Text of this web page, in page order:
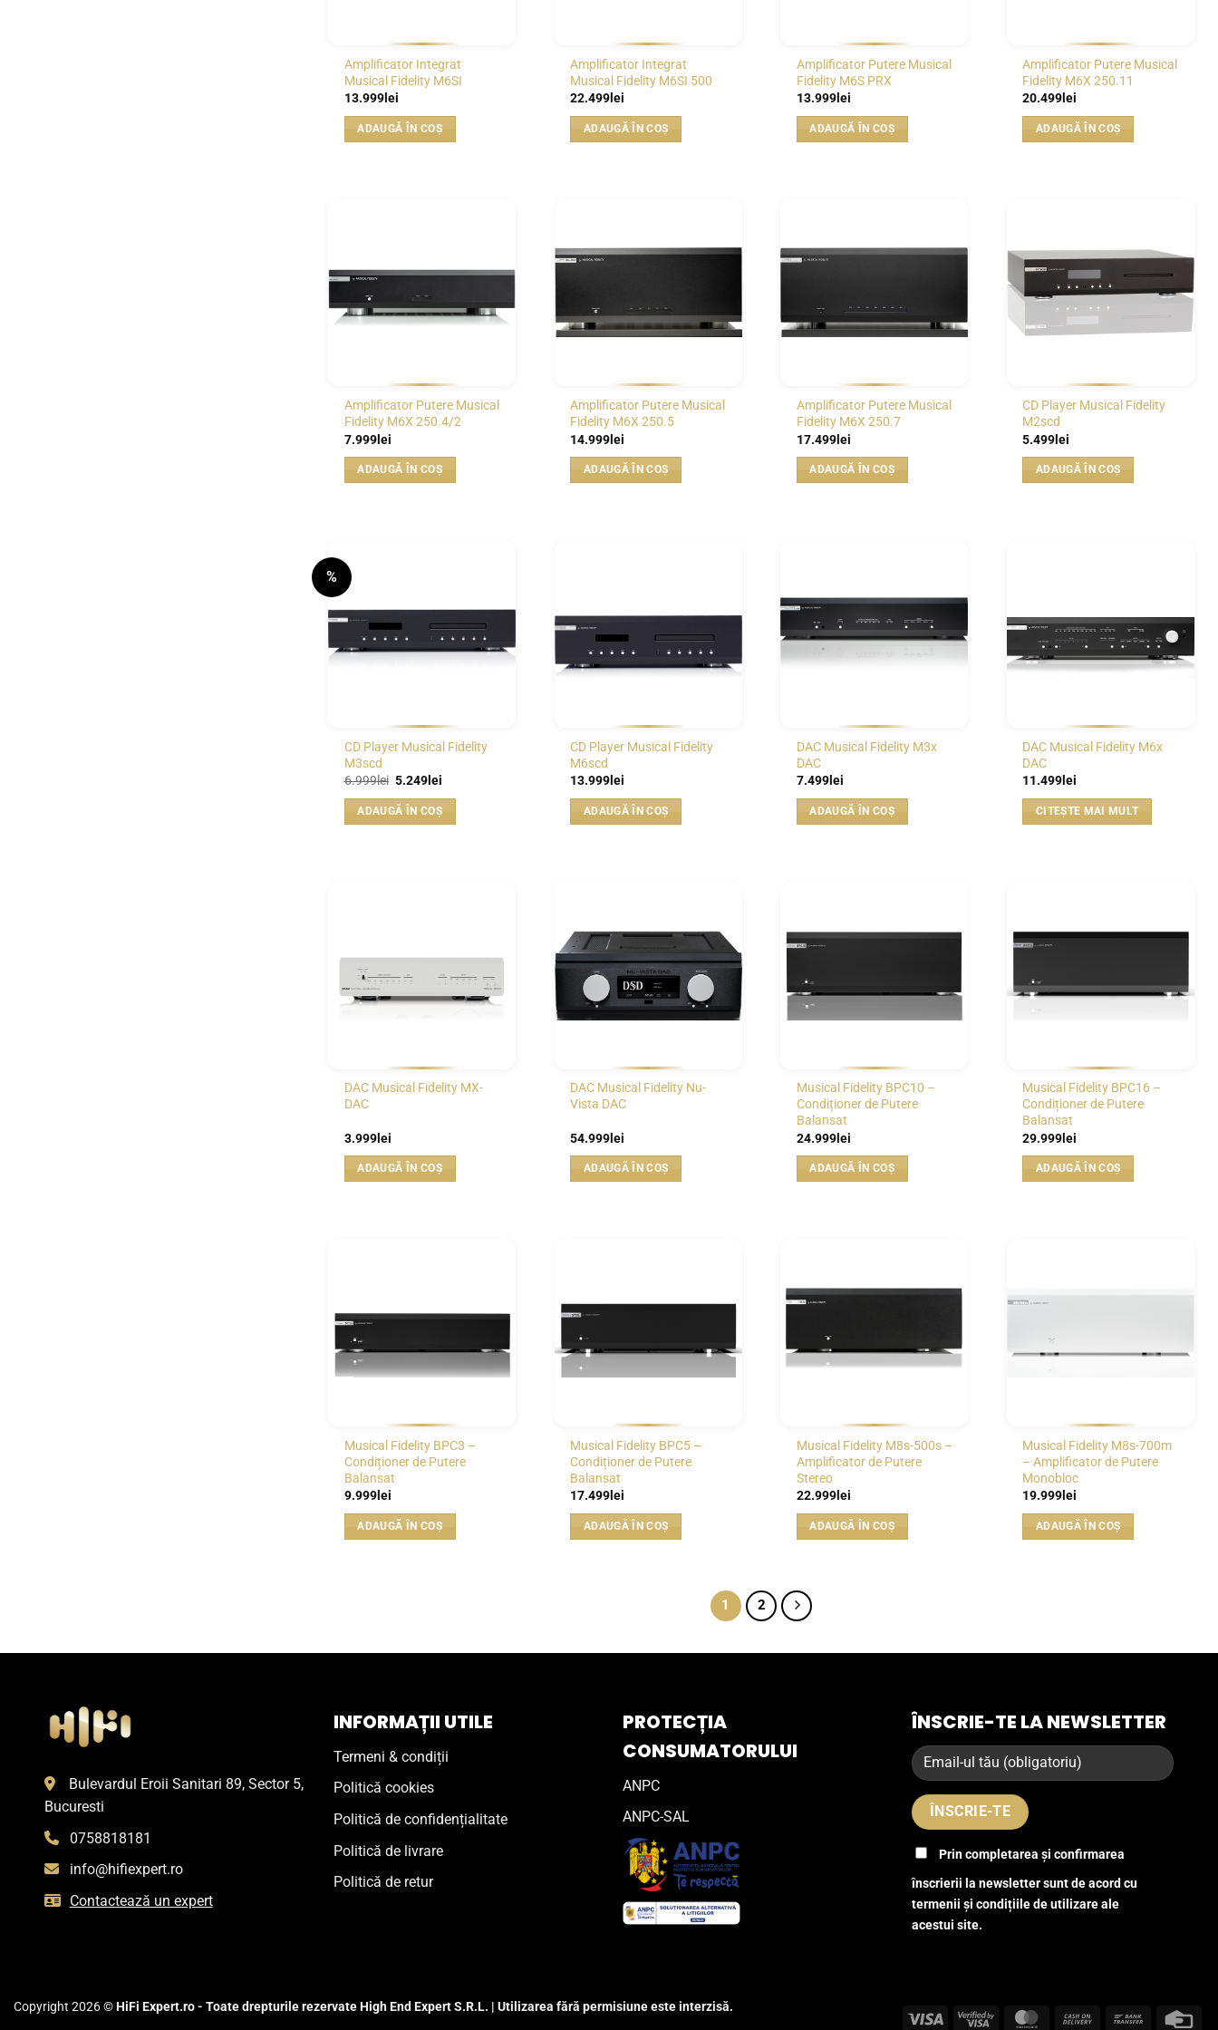
Amplificator Integrat
Musical Fidelity M6SI
13.999lei
ADAUGĂ ÎN COȘ
Amplificator Integrat
Musical Fidelity M6SI 500
22.499 lei
ADAUGĂ ÎN COȘ
Amplificator Putere Musical
Fidelity M6S PRX
13.999lei
ADAUGĂ ÎN COȘ
Amplificator Putere Musical
Fidelity M6X 250.11
20.499 lei
ADAUGĂ ÎN COȘ
Amplificator Putere Musical
Fidelity M6X 250.4/2
7.999lei
ADAUGĂ ÎN COȘ
WISHLIST
Amplificator Putere Musical
Fidelity M6X 250.5
14.999 lei
ADAUGĂ ÎN COȘ
WISHLIST
Amplificator Putere Musical
Fidelity M6X 250.7
17.499lei
ADAUGĂ ÎN COȘ
WISHLIST
CD Player Musical Fidelity
M2scd
5.499 lei
ADAUGĂ ÎN COȘ
%
CD Player Musical Fidelity
M3scd
6.999lei Prețul
a
fost:
5.249leiPrețul
este:
5.249lei.
ADAUGĂ ÎN COȘ
CD Player Musical Fidelity
M6scd
13.999 lei
ADAUGĂ ÎN COȘ
WISHLIST
DAC Musical Fidelity M3x
DAC
7.499lei
ADAUGĂ ÎN COȘ
DAC Musical Fidelity M6x
DAC
11.499 lei
CITEȘTE MAI MULT
DAC Musical Fidelity MX-
DAC
3.999lei
ADAUGĂ ÎN COȘ
WISHLIST
DAC Musical Fidelity Nu-
Vista DAC
54.999 lei
ADAUGĂ ÎN COȘ
WISHLIST
Musical Fidelity BPC10 –
Condiționer de Putere
Balansat
24.999lei
ADAUGĂ ÎN COȘ
WISHLIST
Musical Fidelity BPC16 –
Condiționer de Putere
Balansat
29.999 lei
ADAUGĂ ÎN COȘ
Musical Fidelity BPC3 –
Condiționer de Putere
Balansat
9.999lei
ADAUGĂ ÎN COȘ
Musical Fidelity BPC5 –
Condiționer de Putere
Balansat
17.499lei
ADAUGĂ ÎN COȘ
WISHLIST
Musical Fidelity M8s-500s –
Amplificator de Putere
Stereo
22.999lei
ADAUGĂ ÎN COȘ
Musical Fidelity M8s-700m
– Amplificator de Putere
Monobloc
19.999lei
ADAUGĂ ÎN COȘ
1 2
Bulevardul Eroii Sanitari 89, Sector 5,
Bucuresti
0758818181
info@hifiexpert.ro
Contactează un expert
INFORMAȚII UTILE
Termeni & condiții
Politică cookies
Politică de confidențialitate
Politică de livrare
Politică de retur
PROTECȚIA
CONSUMATORULUI
ANPC
ANPC-SAL
ÎNSCRIE-TE LA NEWSLETTER
Prin completarea și confirmarea
înscrierii la newsletter sunt de acord cu
termenii și condițiile de utilizare ale
acestui site.
Visa Visa MasterCardCash Bank
Copyright 2026 ©HiFi Expert.ro - Toate drepturile rezervate High End Expert S.R.L. | Utilizarea fără permisiune este interzisă.